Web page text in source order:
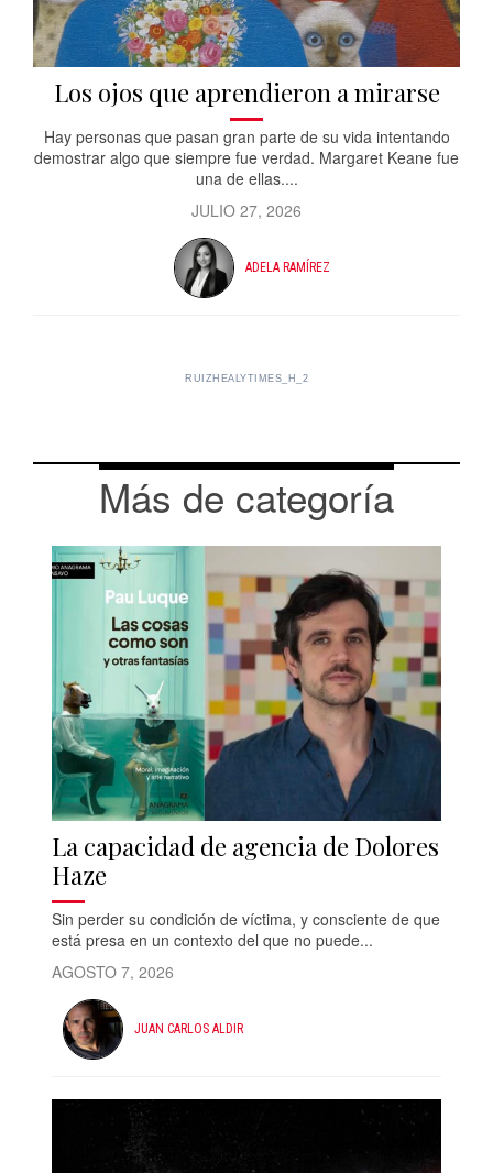
Los ojos que aprendieron a mirarse
Hay personas que pasan gran parte de su vida intentando
demostrar algo que siempre fue verdad. Margaret Keane fue
una de ellas....
JULIO 27, 2026
ADELA RAMÍREZ
RUIZHEALYTIMES_H_2
Más de categoría
La capacidad de agencia de Dolores
Haze
Sin perder su condición de víctima, y consciente de que
está presa en un contexto del que no puede...
AGOSTO 7, 2026
JUAN CARLOS ALDIR